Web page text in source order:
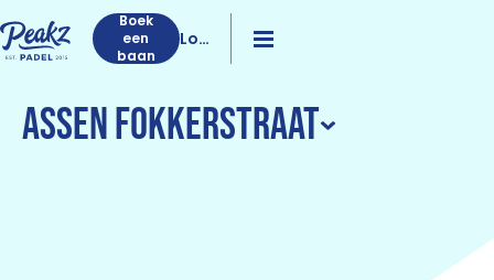
Boek
een
baan
Log
Assen Fokkerstraat